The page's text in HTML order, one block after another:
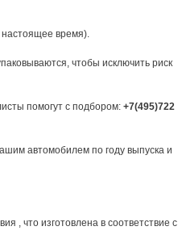
настоящее время).
чтобы исключить риск
помогут с подбором: +7(495)722
автомобилем по году выпуска и
, что изготовлена в соответствие с